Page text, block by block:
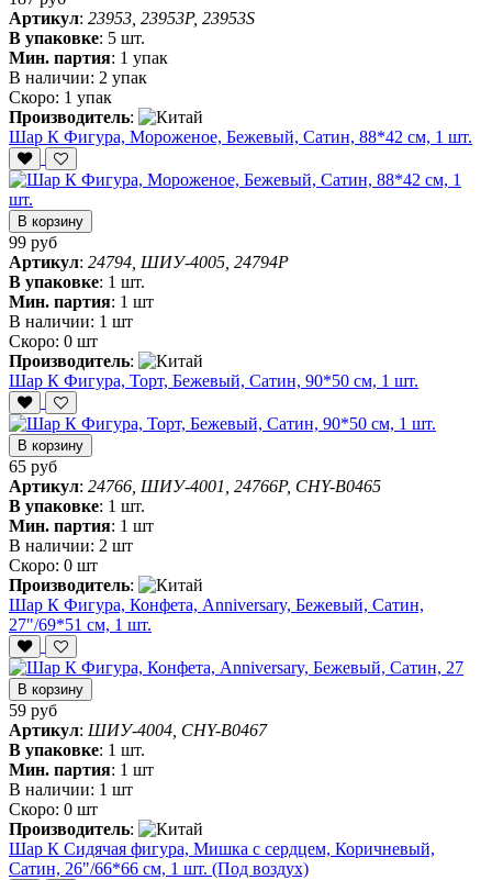
Артикул: 23953, 23953P, 23953S
В упаковке: 5 шт.
Мин. партия: 1 упак
В наличии: 2 упак
Скоро: 1 упак
Производитель:
Шар К Фигура, Мороженое, Бежевый, Сатин, 88*42 см, 1 шт.
В корзину
99 руб
Артикул: 24794, ШИУ-4005, 24794P
В упаковке: 1 шт.
Мин. партия: 1 шт
В наличии: 1 шт
Скоро: 0 шт
Производитель:
Шар К Фигура, Торт, Бежевый, Сатин, 90*50 см, 1 шт.
В корзину
65 руб
Артикул: 24766, ШИУ-4001, 24766P, CHY-B0465
В упаковке: 1 шт.
Мин. партия: 1 шт
В наличии: 2 шт
Скоро: 0 шт
Производитель:
Шар К Фигура, Конфета, Anniversary, Бежевый, Сатин,
27"/69*51 см, 1 шт.
В корзину
59 руб
Артикул: ШИУ-4004, CHY-B0467
В упаковке: 1 шт.
Мин. партия: 1 шт
В наличии: 1 шт
Скоро: 0 шт
Производитель:
Шар К Сидячая фигура, Мишка с сердцем, Коричневый,
Сатин, 26"/66*66 см, 1 шт. (Под воздух)